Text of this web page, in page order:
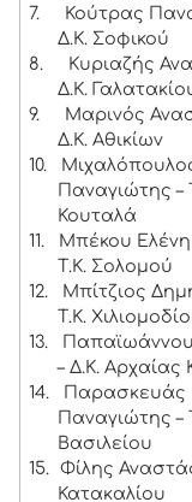
7.
Κούτρας
Δ.Κ. Σοφικού
8.
Κυριαζής
Δ.Κ.
9.
Μαρινός
Δ.Κ. Αθικίων
10.
Παναγιώτης –
Κουταλά
11.
Μπέκου Ελένη
Τ.Κ. Σολομού
12.
Μπίτζιος
Τ.Κ.
13.
– Δ.Κ. Αρχαίας
14.
Παρασκευάς
Παναγιώτης –
Βασιλείου
15.
Φίλης
Κατακαλίου